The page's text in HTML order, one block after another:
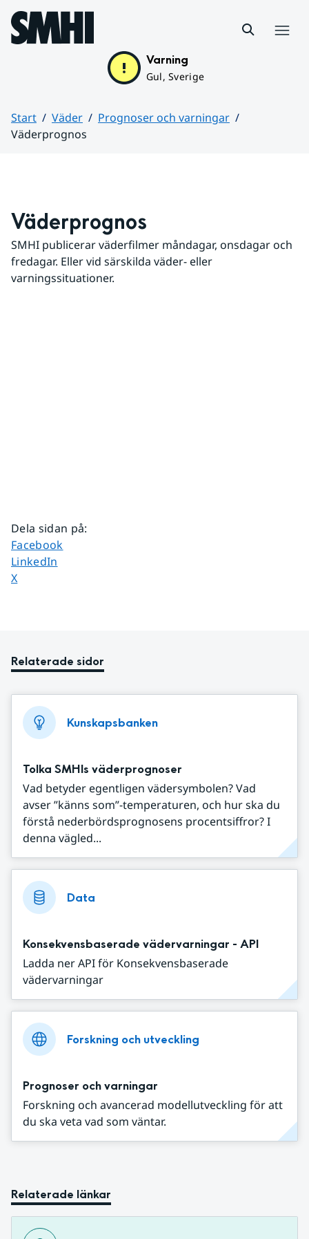
Hoppa till sidans innehåll
Varning
Gul, Sverige
Start Väder
Prognoser och varningar
Väderprognos
Väderprognos
SMHI publicerar väderfilmer måndagar, onsdagar och
fredagar. Eller vid särskilda väder- eller
varningssituationer.
Dela sidan på:
Dela sidan på
Facebook
Dela sidan på
LinkedIn
Dela sidan på
X
Relaterade sidor
Kunskapsbanken
Tolka SMHIs väderprognoser
Vad betyder egentligen vädersymbolen? Vad
avser ”känns som”-temperaturen, och hur ska du
förstå nederbördsprognosens procentsiffror? I
denna vägled...
Data
Konsekvensbaserade vädervarningar - API
Ladda ner API för Konsekvensbaserade
vädervarningar
Forskning och utveckling
Prognoser och varningar
Forskning och avancerad modellutveckling för att
du ska veta vad som väntar.
Relaterade länkar